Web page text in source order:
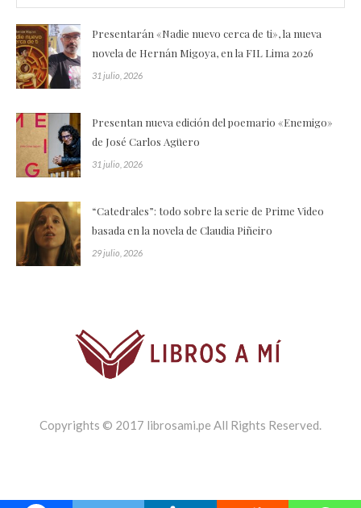
Presentarán «Nadie nuevo cerca de ti», la nueva
novela de Hernán Migoya, en la FIL Lima 2026
31 julio, 2026
Presentan nueva edición del poemario «Enemigo»
de José Carlos Agüero
31 julio, 2026
“Catedrales”: todo sobre la serie de Prime Video
basada en la novela de Claudia Piñeiro
29 julio, 2026
Copyrights © 2017 librosami.pe All Rights Reserved.